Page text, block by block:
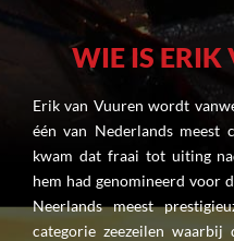
WIE IS ERIK
Erik van Vuuren wordt
één van Nederlands meest
kwam dat fraai tot uiting
hem had genomineerd voor
Neerlands meest
categorie zeezeilen